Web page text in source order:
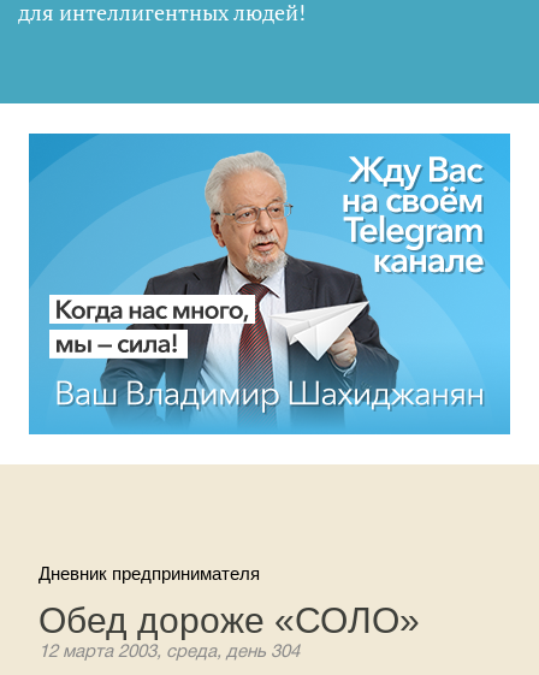
для интеллигентных людей!
Дневник предпринимателя
Обед дороже «СОЛО»
12 марта 2003, среда, день 304